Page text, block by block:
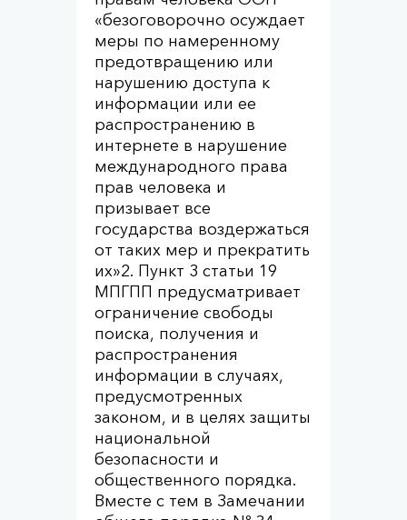
«безоговорочно осуждает
меры по намеренному
предотвращению или
нарушению доступа к
информации или ее
распространению в
интернете в нарушение
международного права
прав человека и
призывает все
государства воздержаться
от таких мер и прекратить
их»2. Пункт 3 статьи 19
МПГПП предусматривает
ограничение свободы
поиска, получения и
распространения
информации в случаях,
предусмотренных
законом, и в целях защиты
национальной
безопасности и
общественного порядка.
Вместе с тем в Замечании